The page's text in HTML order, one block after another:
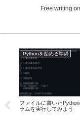
Free writing
Pythonを始める準備
ファイルに書いた
ラムを実行してみよう